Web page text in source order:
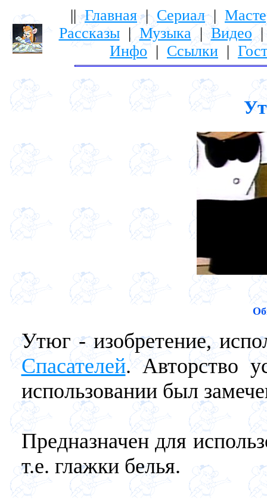
||Главная| Сериал|
Рассказы|Музыка|Видео
Инфо| Ссылки |
Утюг - изобретение,
Спасателей. Авторство
использовании был
Предназначен для
т.е. глажки белья.